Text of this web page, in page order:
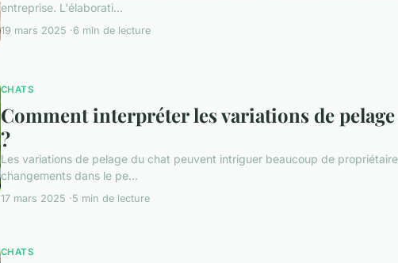
entreprise. L'élaborati...
19 mars 2025 6 min de lecture
CHATS
Comment interpréter les variations de
?
Les variations de pelage du chat peuvent intriguer beaucoup de
changements dans le pe...
17 mars 2025 5 min de lecture
CHATS